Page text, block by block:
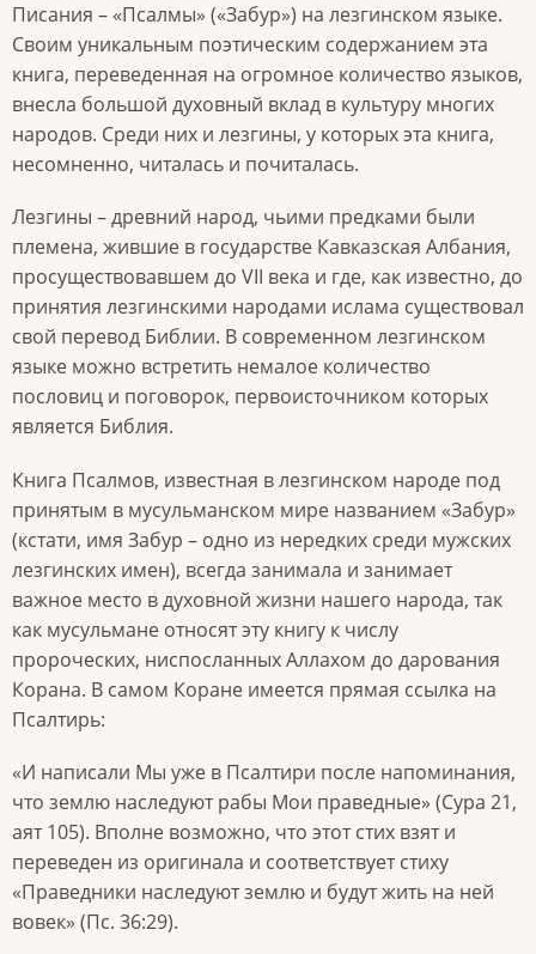
Писания – «Псалмы» («Забур») на лезгинском языке.
Своим уникальным поэтическим содержанием эта
книга, переведенная на огромное количество языков,
внесла большой духовный вклад в культуру многих
народов. Среди них и лезгины, у которых эта книга,
несомненно, читалась и почиталась.
Лезгины – древний народ, чьими предками были
племена, жившие в государстве Кавказская Албания,
просуществовавшем до VII века и где, как известно, до
принятия лезгинскими народами ислама существовал
свой перевод Библии. В современном лезгинском
языке можно встретить немалое количество
пословиц и поговорок, первоисточником которых
является Библия.
Книга Псалмов, известная в лезгинском народе под
принятым в мусульманском мире названием «Забур»
(кстати, имя Забур – одно из нередких среди мужских
лезгинских имен), всегда занимала и занимает
важное место в духовной жизни нашего народа, так
как мусульмане относят эту книгу к числу
пророческих, ниспосланных Аллахом до дарования
Корана. В самом Коране имеется прямая ссылка на
Псалтирь:
«И написали Мы уже в Псалтири после напоминания,
что землю наследуют рабы Мои праведные» (Сура 21,
аят 105). Вполне возможно, что этот стих взят и
переведен из оригинала и соответствует стиху
«Праведники наследуют землю и будут жить на ней
вовек» (Пс. 36:29).